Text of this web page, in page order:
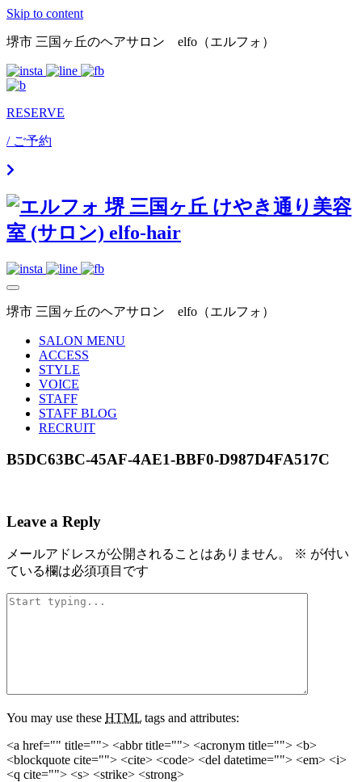
Skip to content
堺市 三国ヶ丘のヘアサロン elfo（エルフォ）
RESERVE
/ ご予約
堺市 三国ヶ丘のヘアサロン elfo（エルフォ）
SALON MENU
ACCESS
STYLE
VOICE
STAFF
STAFF BLOG
RECRUIT
B5DC63BC-45AF-4AE1-BBF0-D987D4FA517C
Leave a Reply
メールアドレスが公開されることはありません。 ※ が付い
ている欄は必須項目です
You may use these HTML tags and attributes:
<a href="" title=""> <abbr title=""> <acronym title=""> <b>
<blockquote cite=""> <cite> <code> <del datetime=""> <em> <i>
<q cite=""> <s> <strike> <strong>